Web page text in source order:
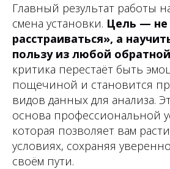
Главный результат работы
смена установки. Цель — не
расстраиваться», а
пользу из любой
критика перестаёт быть
пощечиной и становится
видов данных для анализа.
основа профессиональной
которая позволяет вам
условиях, сохраняя
своём пути.